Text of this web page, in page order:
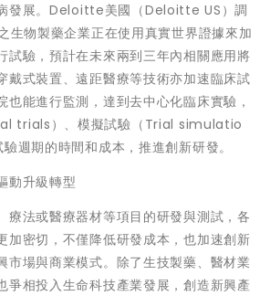
發展。Deloitte美國（Deloitte US）調
生物製藥企業正在使用真實世界證據來加
試驗，預計在未來兩到三年內相關應用將
戴式裝置、遠距醫療等技術亦加速臨床試
也能進行監測，達到去中心化臨床實驗，
trials）、模擬試驗（Trial simulatio
週期的時間和成本，推進創新研發。
動升級轉型
療法或醫療器材等項目的研發與測試，各
加密切，不僅降低研發成本，也加速創新
市場與商業模式。除了生技製藥、醫材業
爭相投入生命科技產業發展，創造新興產